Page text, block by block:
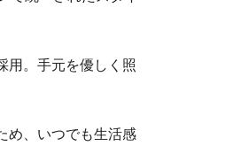
用。手元を優しく照
め、いつでも生活感